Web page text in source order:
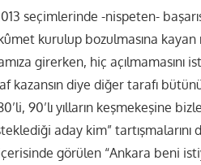
seçimlerinde -nispeten-
kurulup bozulmasına
girerken, hiç açılmamasını
kazansın diye diğer tarafı
90’lı yılların keşmekeşine
aday kim”
görülen “Ankara beni